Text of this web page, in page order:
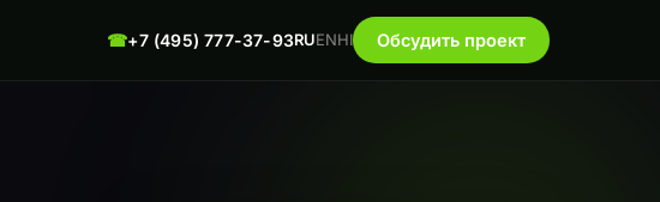
☎+7 (495) 777-37-93RUENHI Обсудить проект